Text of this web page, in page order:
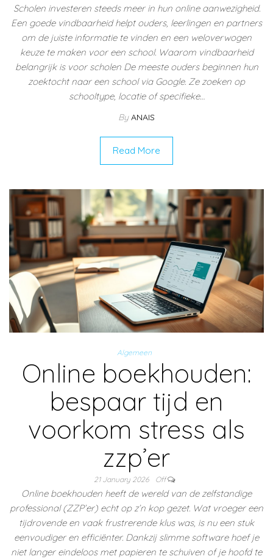
Scholen investeren steeds meer in hun online aanwezigheid.
Een goede vindbaarheid helpt ouders, leerlingen en partners
om de juiste informatie te vinden en een weloverwogen
keuze te maken voor een school. Waarom vindbaarheid
belangrijk is voor scholen De meeste ouders beginnen hun
zoektocht naar een school via Google. Ze zoeken op
schooltype, locatie of specifieke…
By ANAIS
Read More
Algemeen
Online boekhouden:
bespaar tijd en
voorkom stress als
zzp’er
21 January 2026 Off
Online boekhouden heeft de wereld van de zelfstandige
professional (ZZP’er) echt op z’n kop gezet. Wat vroeger een
tijdrovende en vaak frustrerende klus was, is nu een stuk
eenvoudiger en efficiënter. Dankzij slimme software hoef je
niet langer eindeloos met papieren te schuiven of je hoofd te